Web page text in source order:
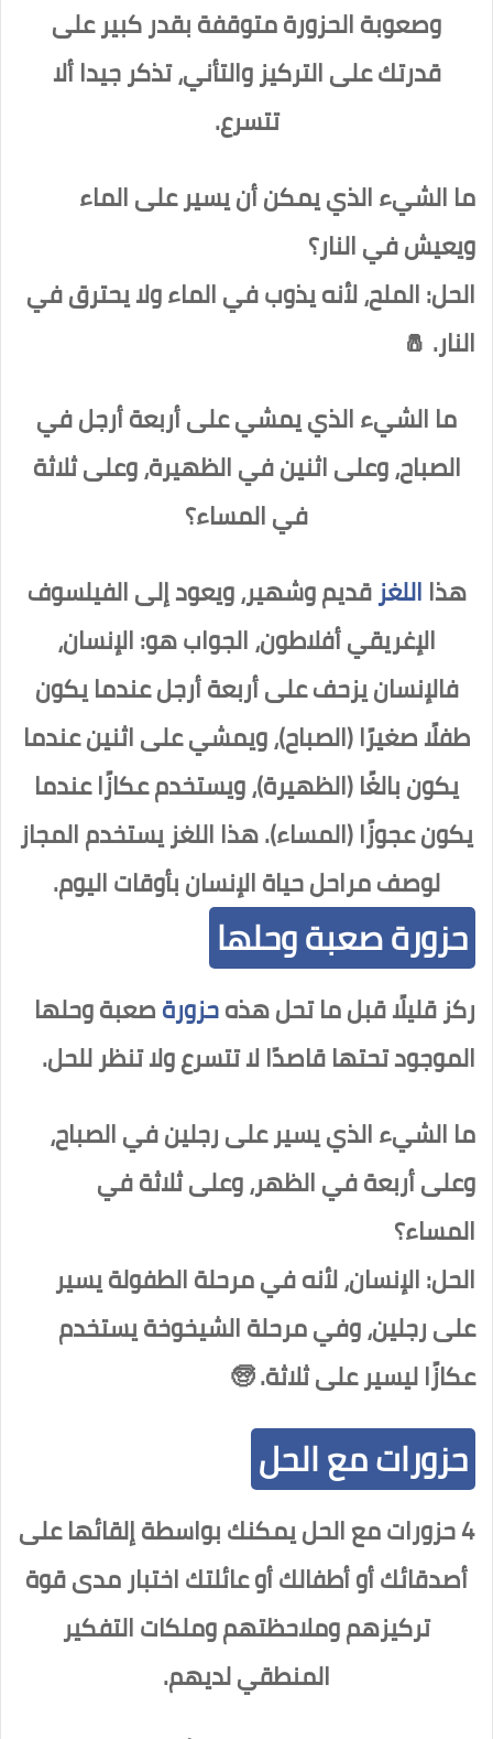
وصعوبة الحزورة متوقفة بقدر كبير على
قدرتك على التركيز والتأني، تذكر جيدا ألا
تتسرع.
ما الشيء الذي يمكن أن يسير على الماء
ويعيش في النار؟
الحل: الملح، لأنه يذوب في الماء ولا يحترق في
النار. 🧂
ما الشيء الذي يمشي على أربعة أرجل في
الصباح، وعلى اثنين في الظهيرة، وعلى ثلاثة
في المساء؟
هذااللغزقديم وشهير، ويعود إلى الفيلسوف
الإغريقي أفلاطون، الجواب هو: الإنسان،
فالإنسان يزحف على أربعة أرجل عندما يكون
طفلًا صغيرًا (الصباح)، ويمشي على اثنين عندما
يكون بالغًا (الظهيرة)، ويستخدم عكازًا عندما
يكون عجوزًا (المساء). هذا اللغز يستخدم المجاز
لوصف مراحل حياة الإنسان بأوقات اليوم.
حزورة صعبة وحلها
ركز قليلًا قبل ما تحل هذهحزورةصعبة وحلها
الموجود تحتها قاصدًا لا تتسرع ولا تنظر للحل.
ما الشيء الذي يسير على رجلين في الصباح،
وعلى أربعة في الظهر، وعلى ثلاثة في
المساء؟
الحل: الإنسان، لأنه في مرحلة الطفولة يسير
على رجلين، وفي مرحلة الشيخوخة يستخدم
عكازًا ليسير على ثلاثة. 🧓
حزورات مع الحل
4 حزورات مع الحل يمكنك بواسطة إلقائها على
أصدقائك أو أطفالك أو عائلتك اختبار مدى قوة
تركيزهم وملاحظتهم وملكات التفكير
المنطقي لديهم.